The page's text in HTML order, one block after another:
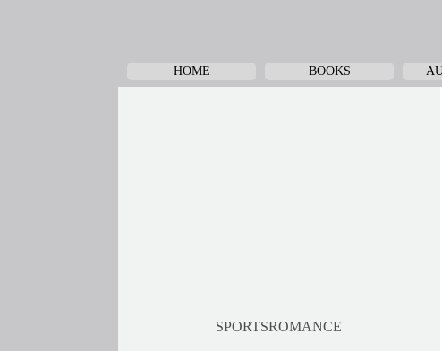
HOME BOOKS
SPORTSROMANCE